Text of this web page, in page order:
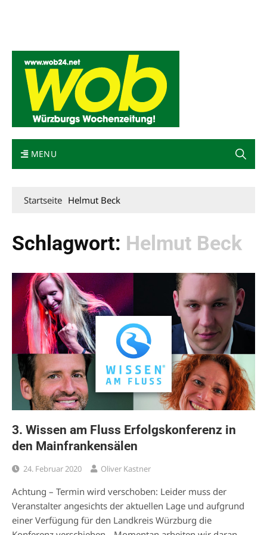
MENU
Startseite Helmut Beck
Schlagwort: Helmut Beck
3. Wissen am Fluss Erfolgskonferenz in
den Mainfrankensälen
24. Februar 2020 Oliver Kastner
Achtung – Termin wird verschoben: Leider muss der
Veranstalter angesichts der aktuellen Lage und aufgrund
einer Verfügung für den Landkreis Würzburg die